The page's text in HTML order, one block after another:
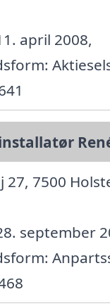
april 2008,
27, 7500
september